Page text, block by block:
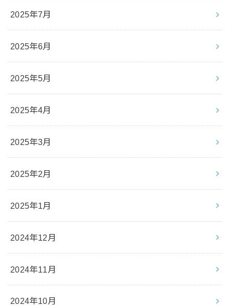
2025年7月
2025年6月
2025年5月
2025年4月
2025年3月
2025年2月
2025年1月
2024年12月
2024年11月
2024年10月